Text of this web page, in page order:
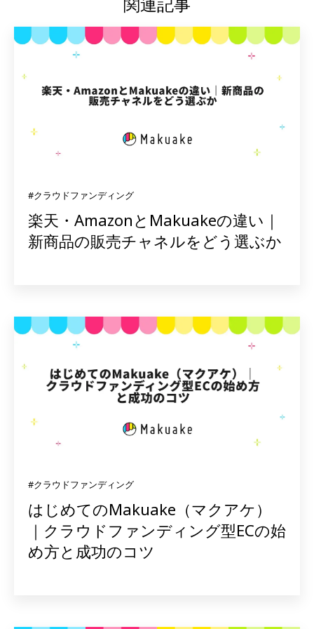
#クラウドファンディング
楽天・AmazonとMakuakeの違い｜
新商品の販売チャネルをどう選ぶか
#クラウドファンディング
はじめてのMakuake（マクアケ）
｜クラウドファンディング型ECの始
め方と成功のコツ